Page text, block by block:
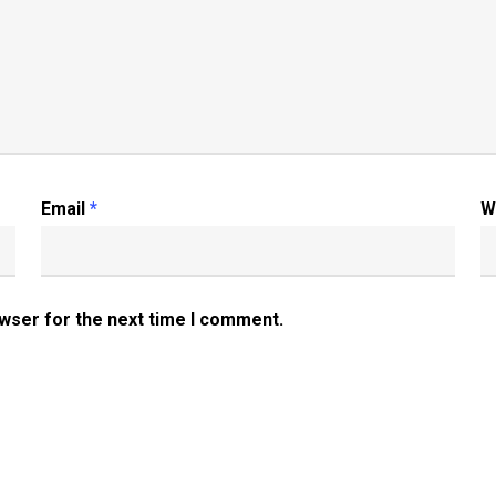
Email*
for the next time I comment.